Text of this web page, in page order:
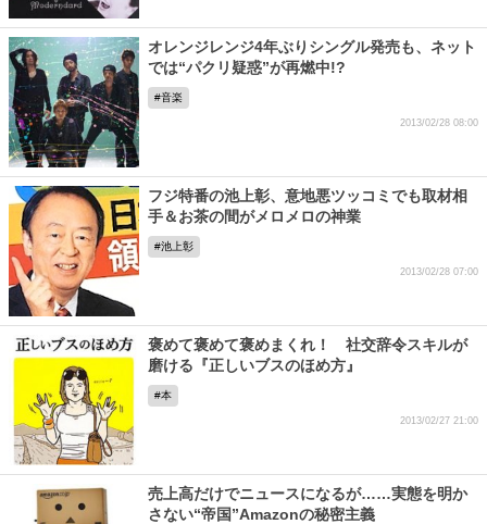
オレンジレンジ4年ぶりシングル発売も、ネット
では“パクリ疑惑”が再燃中!?
音楽
2013/02/28 08:00
フジ特番の池上彰、意地悪ツッコミでも取材相
手＆お茶の間がメロメロの神業
池上彰
2013/02/28 07:00
褒めて褒めて褒めまくれ！ 社交辞令スキルが
磨ける『正しいブスのほめ方』
本
2013/02/27 21:00
売上高だけでニュースになるが……実態を明か
さない“帝国”Amazonの秘密主義